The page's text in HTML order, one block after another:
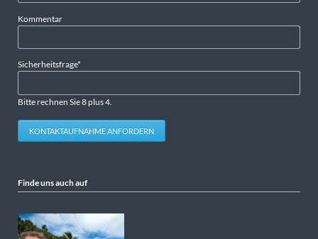
Kommentar
Pflichtfeld
Sicherheitsfrage*
Bitte rechnen Sie 8 plus 4.
KONTAKTAUFNAHME ANFORDERN
Finde uns auch auf